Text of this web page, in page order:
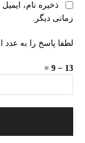
ذخیره نام،
زمانی دیگر.
لطفا پاسخ را به عدد
13 − 9 =